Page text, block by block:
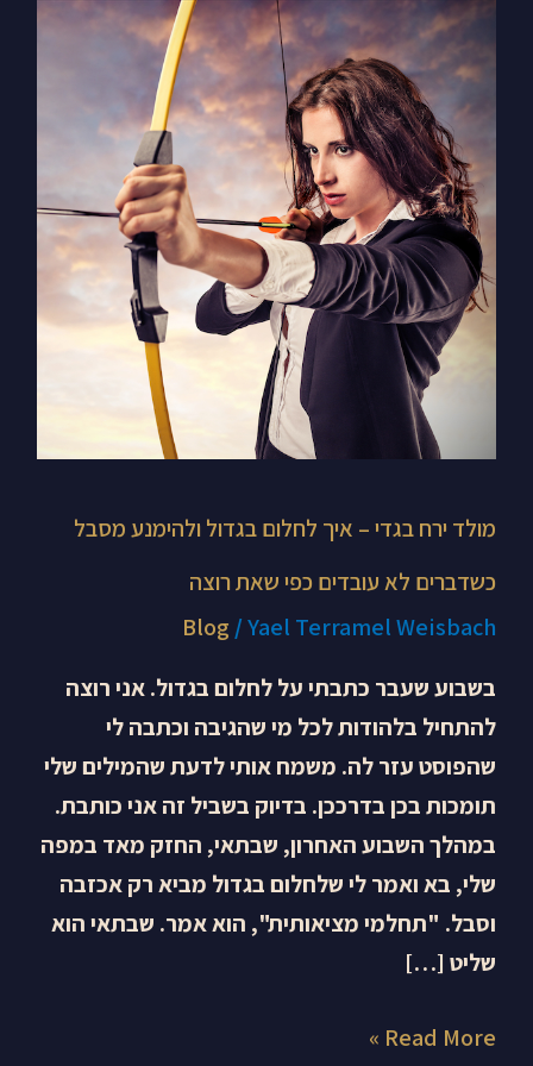
מולד ירח בגדי – איך לחלום בגדול ולהימנע מסבל
כשדברים לא עובדים כפי שאת רוצה
Blog /Yael Terramel Weisbach
בשבוע שעבר כתבתי על לחלום בגדול. אני רוצה
להתחיל בלהודות לכל מי שהגיבה וכתבה לי
שהפוסט עזר לה. משמח אותי לדעת שהמילים שלי
תומכות בכן בדרככן. בדיוק בשביל זה אני כותבת.
במהלך השבוע האחרון, שבתאי, החזק מאד במפה
שלי, בא ואמר לי שלחלום בגדול מביא רק אכזבה
וסבל. "תחלמי מציאותית", הוא אמר. שבתאי הוא
שליט […]
מולד
איך
לחלום
בגדול
ולהימנע
מסבל
כשדברים
עובדים
שאת
Read More »